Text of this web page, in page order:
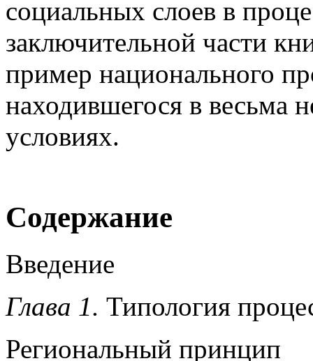
социальных слоев в
заключительной части
пример национального
находившегося в весьма
условиях.
Содержание
Введение
Глава 1. Типология
Региональный принцип